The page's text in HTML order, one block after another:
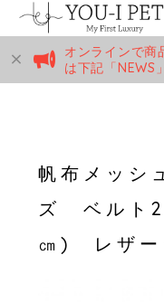
オンラインで商
は下記「NEWS
帆布メッシ
ズ ベルト
㎝) レザー